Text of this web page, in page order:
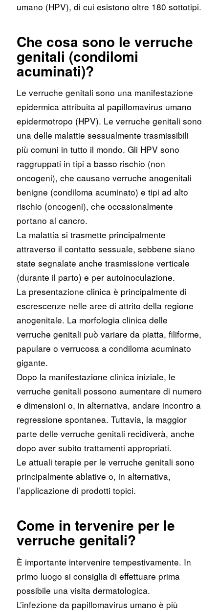
umano (HPV), di cui esistono oltre 180 sottotipi.
Che cosa sono le verruche
genitali (condilomi
acuminati)?
Le verruche genitali sono una manifestazione
epidermica attribuita al papillomavirus umano
epidermotropo (HPV). Le verruche genitali sono
una delle malattie sessualmente trasmissibili
più comuni in tutto il mondo. Gli HPV sono
raggruppati in tipi a basso rischio (non
oncogeni), che causano verruche anogenitali
benigne (condiloma acuminato) e tipi ad alto
rischio (oncogeni), che occasionalmente
portano al cancro.
La malattia si trasmette principalmente
attraverso il contatto sessuale, sebbene siano
state segnalate anche trasmissione verticale
(durante il parto) e per autoinoculazione.
La presentazione clinica è principalmente di
escrescenze nelle aree di attrito della regione
anogenitale. La morfologia clinica delle
verruche genitali può variare da piatta, filiforme,
papulare o verrucosa a condiloma acuminato
gigante.
Dopo la manifestazione clinica iniziale, le
verruche genitali possono aumentare di numero
e dimensioni o, in alternativa, andare incontro a
regressione spontanea. Tuttavia, la maggior
parte delle verruche genitali recidiverà, anche
dopo aver subito trattamenti appropriati.
Le attuali terapie per le verruche genitali sono
principalmente ablative o, in alternativa,
l’applicazione di prodotti topici.
Come in tervenire per le
verruche genitali?
È importante intervenire tempestivamente. In
primo luogo si consiglia di effettuare prima
possibile una visita dermatologica.
L’infezione da papillomavirus umano è più